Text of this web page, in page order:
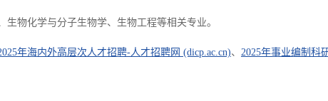
物化学与分子生物学、生物工程等相关专业。
年海内外高层次人才招聘-人才招聘网 (dicp.ac.cn)、 2025年事业编制科